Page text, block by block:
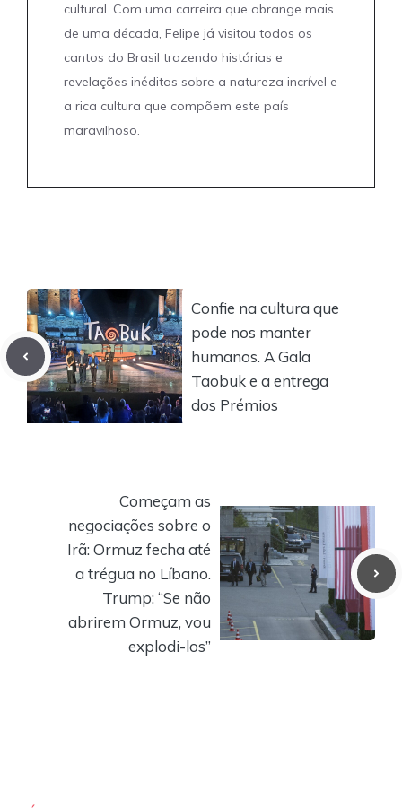
cultural. Com uma carreira que abrange mais
de uma década, Felipe já visitou todos os
cantos do Brasil trazendo histórias e
revelações inéditas sobre a natureza incrível e
a rica cultura que compõem este país
maravilhoso.
Confie na cultura que
pode nos manter
humanos. A Gala
Taobuk e a entrega
dos Prémios
Começam as
negociações sobre o
Irã: Ormuz fecha até
a trégua no Líbano.
Trump: “Se não
abrirem Ormuz, vou
explodi-los”